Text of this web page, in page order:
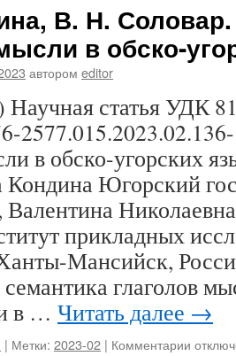
основы,
В. Н.
в обско-
автором editor
Научная статья УДК
в обско-угорских
Кондина Югорский
Валентина
прикладных
Мансийск,
глаголов
в … Читать далее →
| Метки: 2023-02 | Комментарии к